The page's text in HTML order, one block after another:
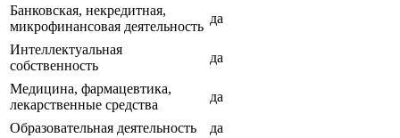
Банковская, некредитная,
микрофинансовая деятельность
да
Интеллектуальная
собственность
да
Медицина, фармацевтика,
лекарственные средства
да
Образовательная деятельность
да